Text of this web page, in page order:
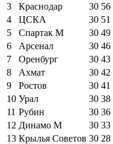
3
Краснодар 30 56
4
ЦСКА 30 51
5
Спартак М 30 49
6
Арсенал 30 46
7
Оренбург 30 43
8
Ахмат 30 42
9
Ростов 30 41
10 Урал 30 38
11 Рубин 30 36
12 Динамо М 30 33
13 Крылья Советов 30 28